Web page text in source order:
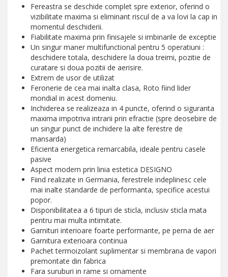
Fereastra se deschide complet spre exterior, oferind o
vizibilitate maxima si eliminant riscul de a va lovi la cap in
momentul deschiderii.
Fiabilitate maxima prin finisajele si imbinarile de exceptie
Un singur maner multifunctional pentru 5 operatiuni :
deschidere totala, deschidere la doua treimi, pozitie de
curatare si doua pozitii de aerisire.
Extrem de usor de utilizat
Feronerie de cea mai inalta clasa, Roto fiind lider
mondial in acest domeniu.
Inchiderea se realizeaza in 4 puncte, oferind o siguranta
maxima impotriva intrarii prin efractie (spre deosebire de
un singur punct de inchidere la alte ferestre de
mansarda)
Eficienta energetica remarcabila, ideale pentru casele
pasive
Aspect modern prin linia estetica DESIGNO
Fiind realizate in Germania, ferestrele indeplinesc cele
mai inalte standarde de performanta, specifice acestui
popor.
Disponibilitatea a 6 tipuri de sticla, inclusiv sticla mata
pentru mai multa intimitate.
Garnituri interioare foarte performante, pe perna de aer
Garnitura exterioara continua
Pachet termoizolant suplimentar si membrana de vapori
premontate din fabrica
Fara suruburi in rame si ornamente